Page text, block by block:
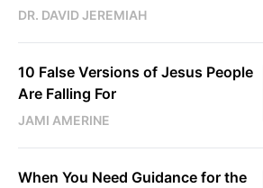
DR. DAVID JEREMIAH
10 False Versions of Jesus People
Are Falling For
JAMI AMERINE
When You Need Guidance for the